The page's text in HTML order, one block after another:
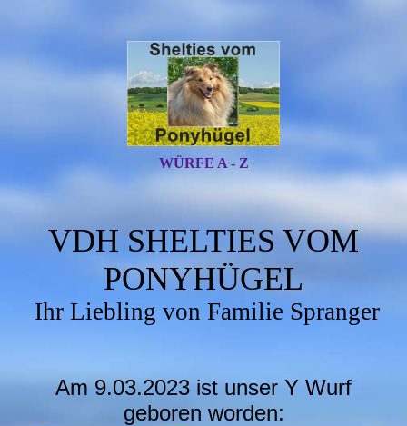
WÜRFE A - Z
VDH SHELTIES VOM
PONYHÜGEL
Ihr Liebling von Familie Spranger
Am 9.03.2023 ist unser Y Wurf
geboren worden: